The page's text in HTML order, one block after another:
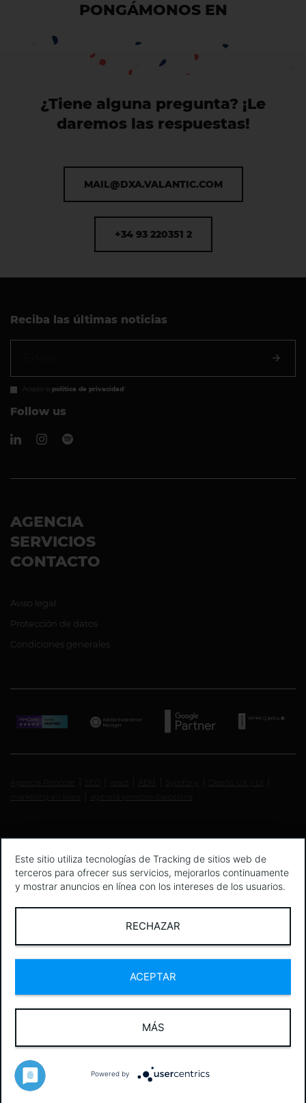
PONGÁMONOS EN
¿Tiene alguna pregunta? ¡Le
daremos las respuestas!
MAIL@DXA.VALANTIC.COM
+34 93 220351 2
Reciba las últimas noticias
Acepto la política de privacidad
Follow us
AGENCIA
SERVICIOS
CONTACTO
Aviso legal
Protección de datos
Condiciones generales
Este sitio utiliza tecnologías de Tracking de sitios web de
terceros para ofrecer sus servicios, mejorarlos continuamente
y mostrar anuncios en línea con los intereses de los usuarios.
RECHAZAR
ACEPTAR
MÁS
Powered by